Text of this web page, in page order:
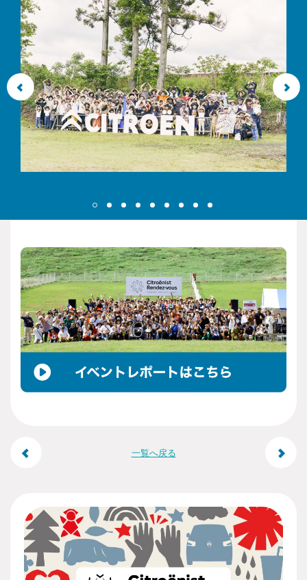
Q. イベントでは、どのようなことが実施されますか？
実施内容については、指定のWEBサイトをご確認下さ
Q. マルシェに参加する場合の出店資格はどのようになります
企画主旨より、シトロエンオーナーであり当日シトロエ
ン車でご来場いただける方。事前応募のうえ、抽選など
主催者が定める方法で参加が確定された方。
Q. マルシェ出店の費用は何か掛かりますか。
出店料は無料です。売り上げに対する出店マージン等も
必要ありません。
Q. マルシェ出店でその他の費用は掛かりますか。
出店に伴う会場までの交通費や宿泊費などは参加者ご自
出店スペースの位置は、事務局にて公平性を持って事前
に決めさせていただきます。希望はお受けできませんの
で予めご了承ください。
Q. マルシェ出店の場合は準備について前日から出来ますか。
前日の準備は出来ません。当日、入場後より準備をお願
い致します。なお会場内の安全確保のため、出店スペー
スの車両入出時間に制限があります。ご入場時間は参加
確定後のお知らせをご覧ください。
Q. マルシェ出店に出店規約がありますか。
出店規約や出店要項および出店の注意事項の内容をご確
マルシェ出店物品や金銭については個別警備はありませ
んので、会場での物品や金銭のやり取り、事故などの対
Q. マルシェ出店でトラブルがあった場合はどのようになります
主催および事務局では、特別な場合を除き、トラブルに
ついて一切関与いたしませんので予めご了承ください。
投
ナ
ビ
ゲ
一覧へ戻る